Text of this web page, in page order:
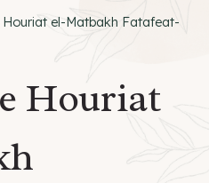
Houriat el-Matbakh Fatafeat-
Houriat